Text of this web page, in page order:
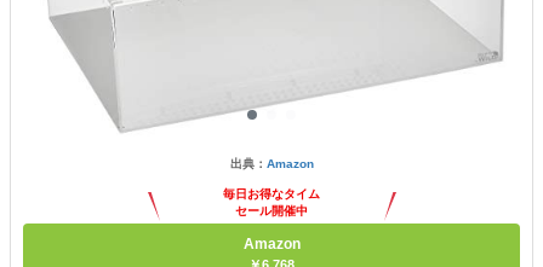
出典： Amazon
毎日お得なタイム
セール開催中
Amazon